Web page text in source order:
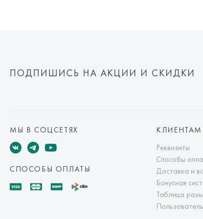
ПОДПИШИСЬ НА АКЦИИ И СКИДКИ
МЫ В СОЦСЕТЯХ
СПОСОБЫ ОПЛАТЫ
КЛИЕНТАМ
Реквизиты
Способы
Доставка и
Бонусная
Таблица